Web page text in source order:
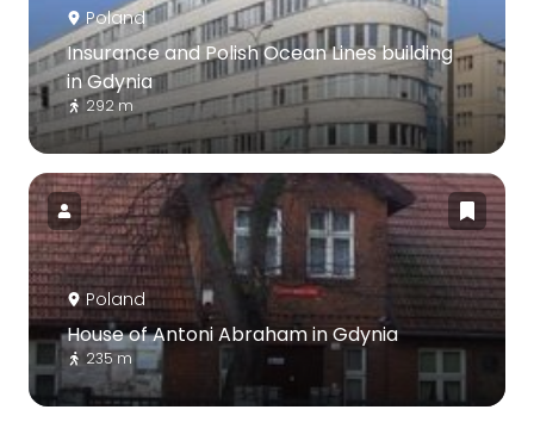
Poland
Insurance and Polish Ocean Lines building
in Gdynia
292 m
Poland
House of Antoni Abraham in Gdynia
235 m